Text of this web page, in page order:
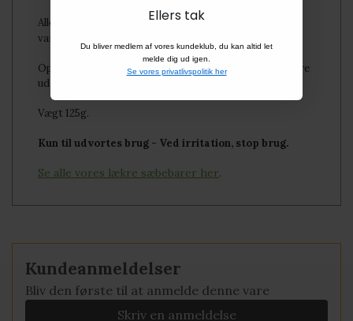
Alle barer er håndlavet, så farve, design og form kan
variere fra billedet.
Opbevares bedst i sæbeskål med dræn, så den kan tørre
ud mellem brug.
Vægt 125g.
Kun til udvortes brug - Ved irritation, stop brug.
Se alle vores lækre sæbebarer her.
Kundeanmeldelser
Bliv den første til at anmelde denne vare
Skriv en anmeldelse
Ellers tak
Du bliver medlem af vores kundeklub, du kan altid let
melde dig ud igen.
Se vores privatlivspolitik her